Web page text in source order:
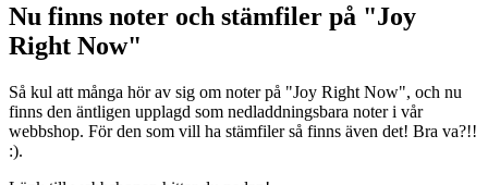
Nu finns noter och stämfiler på "Joy
Right Now"
Så kul att många hör av sig om noter på "Joy Right Now", och nu
finns den äntligen upplagd som nedladdningsbara noter i vår
webbshop. För den som vill ha stämfiler så finns även det! Bra va?!!
:).